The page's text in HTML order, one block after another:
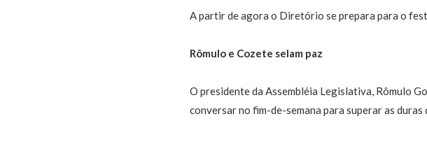
A partir de agora o Diretório se prepara para o
Rômulo e Cozete selam paz
O presidente da Assembléia Legislativa, Rômulo
conversar no fim-de-semana para superar as